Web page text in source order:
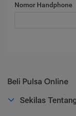
Nomor Handphone
Beli Pulsa Online
Sekilas